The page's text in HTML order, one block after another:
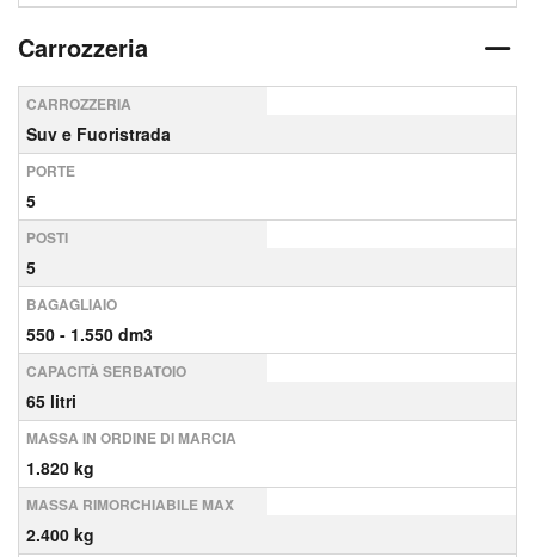
Carrozzeria
CARROZZERIA
Suv e Fuoristrada
PORTE
5
POSTI
5
BAGAGLIAIO
550 - 1.550 dm3
CAPACITÀ SERBATOIO
65 litri
MASSA IN ORDINE DI MARCIA
1.820 kg
MASSA RIMORCHIABILE MAX
2.400 kg